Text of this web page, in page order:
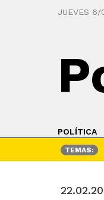
JUEVES 6/
POLÍTICA
TEMAS: